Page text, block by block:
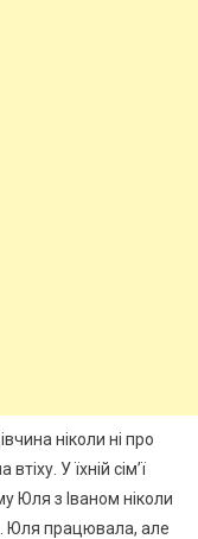
ніколи ні про
У їхній сім’ї
Юля з Іваном ніколи
Юля працювала, але